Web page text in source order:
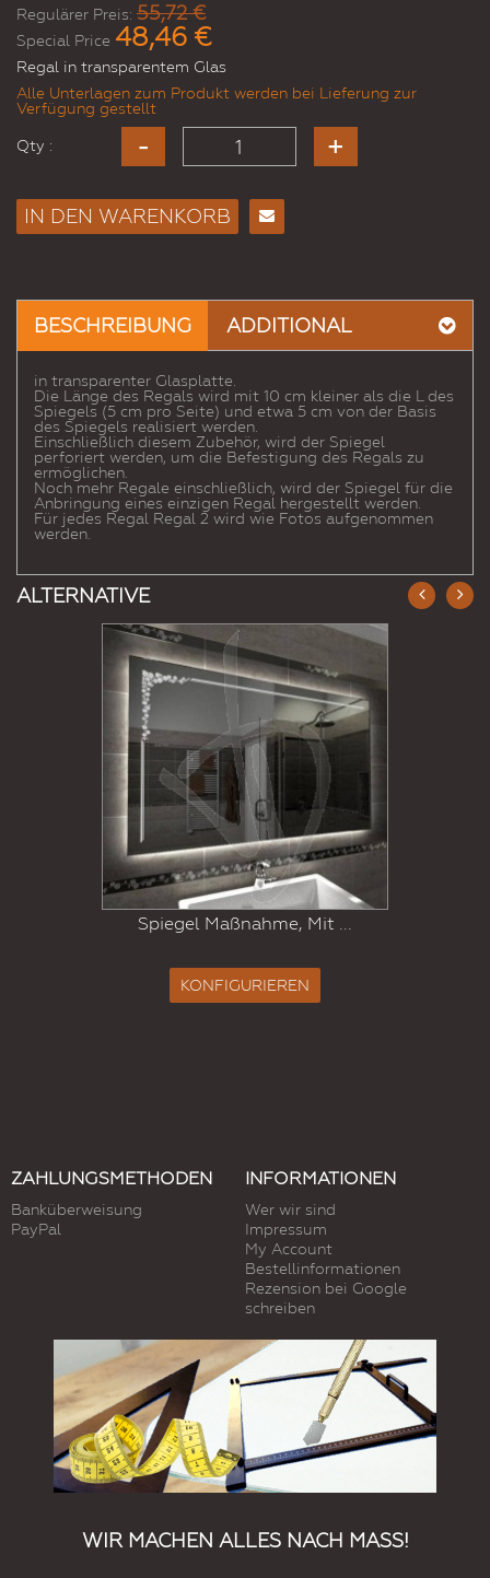
Regulärer Preis: 55,72 €
Special Price 48,46 €
Regal in transparentem Glas
Alle Unterlagen zum Produkt werden bei Lieferung zur
Verfügung gestellt
Qty :
IN DEN WARENKORB
Freund
BESCHREIBUNG ADDITIONAL
in transparenter Glasplatte.
Die Länge des Regals wird mit 10 cm kleiner als die L des
Spiegels (5 cm pro Seite) und etwa 5 cm von der Basis
des Spiegels realisiert werden.
Einschließlich diesem Zubehör, wird der Spiegel
perforiert werden, um die Befestigung des Regals zu
ermöglichen.
Noch mehr Regale einschließlich, wird der Spiegel für die
Anbringung eines einzigen Regal hergestellt werden.
Für jedes Regal Regal 2 wird wie Fotos aufgenommen
werden.
ALTERNATIVE
Spiegel Maßnahme, Mit ...
KONFIGURIEREN
ZAHLUNGSMETHODEN
Banküberweisung
PayPal
INFORMATIONEN
Wer wir sind
Impressum
My Account
Bestellinformationen
Rezension bei Google
schreiben
WIR MACHEN ALLES NACH MASS!